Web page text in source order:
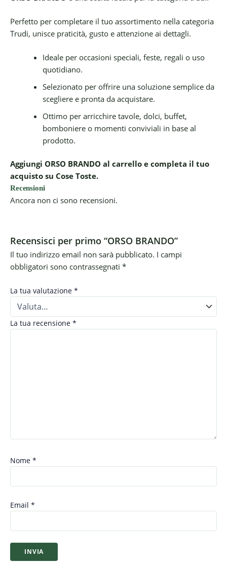
Perfetto per completare il tuo assortimento nella categoria
Trudi, unisce praticità, gusto e attenzione ai dettagli.
Ideale per occasioni speciali, feste, regali o uso
quotidiano.
Selezionato per offrire una soluzione semplice da
scegliere e pronta da acquistare.
Ottimo per arricchire tavole, dolci, buffet,
bomboniere o momenti conviviali in base al
prodotto.
Aggiungi ORSO BRANDO al carrello e completa il tuo
acquisto su Cose Toste.
Recensioni
Ancora non ci sono recensioni.
Recensisci per primo “ORSO BRANDO”
Il tuo indirizzo email non sarà pubblicato. I campi
obbligatori sono contrassegnati *
La tua valutazione *
La tua recensione *
Nome *
Email *